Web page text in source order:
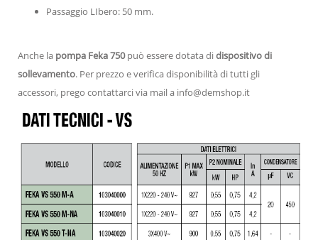
Passaggio LIbero: 50 mm.
Anche la pompa Feka 750può essere dotata didispositivo di
sollevamento. Per prezzo e verifica disponibilità di tutti gli
accessori, prego contattarci via mail a info@demshop.it